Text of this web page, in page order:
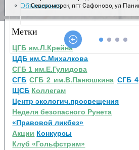
Объявления
Метки
ЦГБ им.Л.Крейна
ЦДБ им.С.Михалкова
СГБ 1 им.Е.Гулидова
СГБ СГБ 2 им.В.Панюшкина СГБ 4
ЩСБ Коллегам
Центр экологич.просвещения
Неделя безопасного Рунета
«Правовой ликбез»
Акции Конкурсы
Клуб «Гольфстрим»